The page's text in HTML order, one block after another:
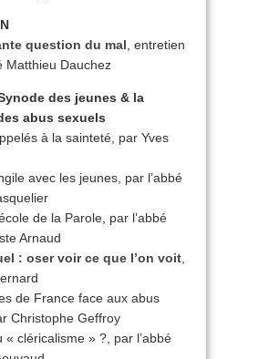
question du mal , entretien
Matthieu Dauchez
des jeunes & la
abus sexuels
à la sainteté, par Yves
avec les jeunes, par l’abbé
de la Parole, par l’abbé
Arnaud
: oser voir ce que l’on voit
de France face aux abus
Christophe Geffroy
« cléricalisme » ?, par l’abbé